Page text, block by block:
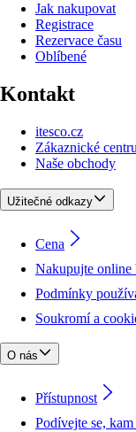
Jak nakupovat
Registrace
Rezervace času
Oblíbené
Kontakt
itesco.cz
Zákaznické
Naše obchody
Užitečné odkazy
Cena
Nakupujte online
Podmínky
Soukromí a
O nás
Přístupnost
Podívejte se,